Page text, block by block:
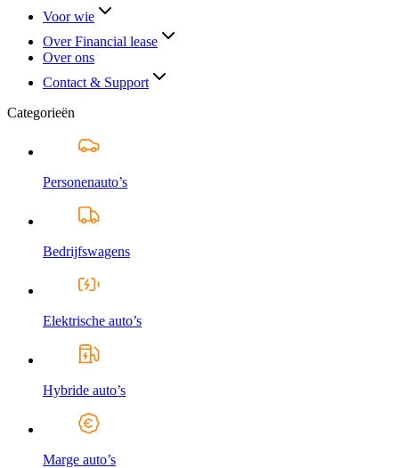
Voor wie
Over Financial lease
Over ons
Contact & Support
Categorieën
Personenauto’s
Bedrijfswagens
Elektrische auto’s
Hybride auto’s
Marge auto’s